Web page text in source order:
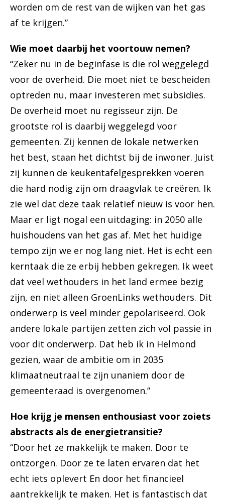
worden om de rest van de wijken van het gas
af te krijgen.”
Wie moet daarbij het voortouw nemen?
“Zeker nu in de beginfase is die rol weggelegd
voor de overheid. Die moet niet te bescheiden
optreden nu, maar investeren met subsidies.
De overheid moet nu regisseur zijn. De
grootste rol is daarbij weggelegd voor
gemeenten. Zij kennen de lokale netwerken
het best, staan het dichtst bij de inwoner. Juist
zij kunnen de keukentafelgesprekken voeren
die hard nodig zijn om draagvlak te creëren. Ik
zie wel dat deze taak relatief nieuw is voor hen.
Maar er ligt nogal een uitdaging: in 2050 alle
huishoudens van het gas af. Met het huidige
tempo zijn we er nog lang niet. Het is echt een
kerntaak die ze erbij hebben gekregen. Ik weet
dat veel wethouders in het land ermee bezig
zijn, en niet alleen GroenLinks wethouders. Dit
onderwerp is veel minder gepolariseerd. Ook
andere lokale partijen zetten zich vol passie in
voor dit onderwerp. Dat heb ik in Helmond
gezien, waar de ambitie om in 2035
klimaatneutraal te zijn unaniem door de
gemeenteraad is overgenomen.”
Hoe krijg je mensen enthousiast voor zoiets
abstracts als de energietransitie?
“Door het ze makkelijk te maken. Door te
ontzorgen. Door ze te laten ervaren dat het
echt iets oplevert En door het financieel
aantrekkelijk te maken. Het is fantastisch dat